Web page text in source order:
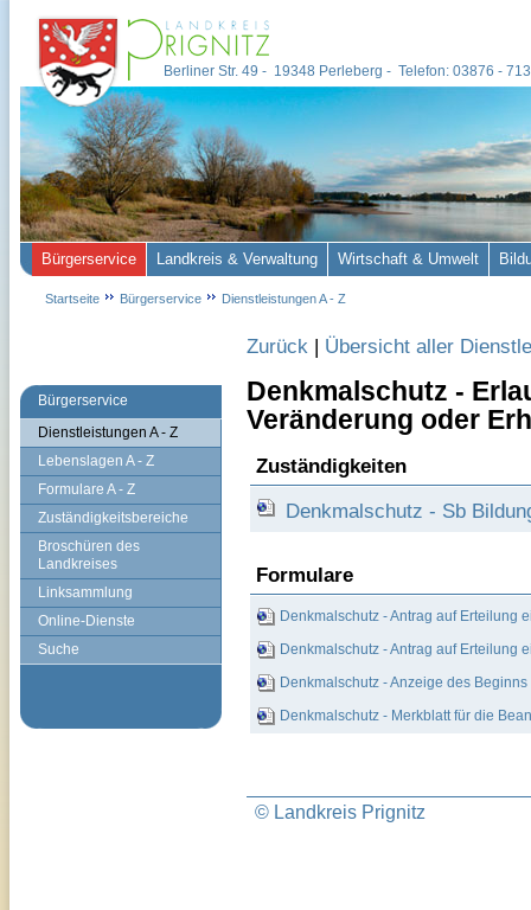
Bürgerservice
Dienstleistungen A - Z
Lebenslagen A - Z
Formulare A - Z
Zuständigkeitsbereiche
Broschüren des
Landkreises
Linksammlung
Online-Dienste
Suche
Zurück | Übersicht aller
Denkmalschutz -
Veränderung oder
Zuständigkeiten
Denkmalschutz - Sb
Formulare
Denkmalschutz - Antrag auf Erteilung
Denkmalschutz - Antrag auf Erteilung
Denkmalschutz - Anzeige des
Denkmalschutz - Merkblatt für die
© Landkreis Prignitz
Berliner Str. 49 - 19348 Perleberg - Telefon: 03876 -
Bürgerservice Landkreis & Verwaltung Wirtschaft & Umwelt
Startseite Bürgerservice Dienstleistungen A - Z